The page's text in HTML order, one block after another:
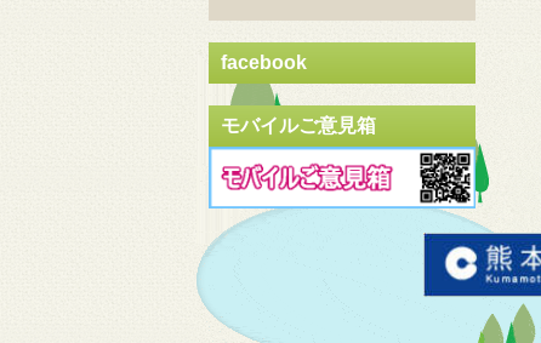
facebook
モバイルご意見箱